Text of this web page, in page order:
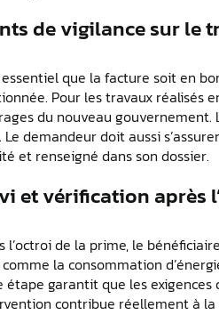
de vigilance sur le
que la facture soit en
Pour les travaux réalisés
du nouveau gouvernement.
demandeur doit aussi
et renseigné dans son dossier.
et vérification après
l’octroi de la prime, le
la consommation
étape garantit que les
contribue réellement à